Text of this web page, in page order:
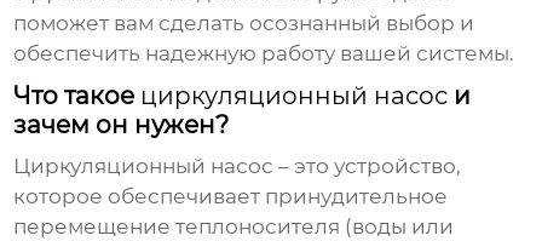
поможет вам сделать осознанный выбор и
обеспечить надежную работу вашей системы.
Что такое циркуляционный насос и
зачем он нужен?
Циркуляционный насос – это устройство,
которое обеспечивает принудительное
перемещение теплоносителя (воды или